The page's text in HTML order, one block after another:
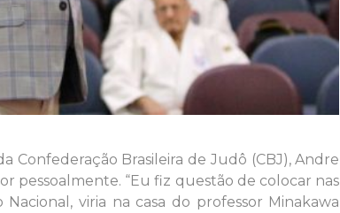
Brasileira de Judô (CBJ), Andre
pessoalmente. “Eu fiz questão de colocar nas
Nacional, viria na casa do professor Minakawa